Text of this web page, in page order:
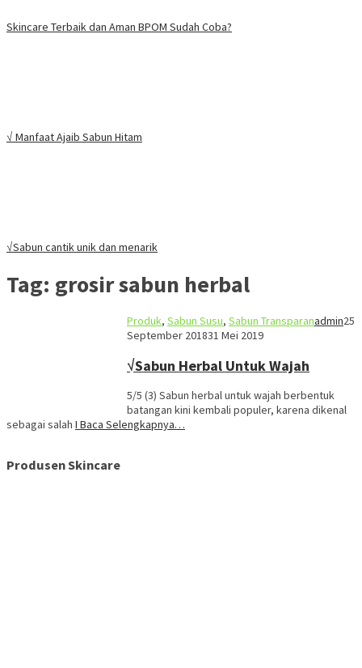
Skincare Terbaik dan Aman BPOM Sudah Coba?
√ Manfaat Ajaib Sabun Hitam
√Sabun cantik unik dan menarik
Tag: grosir sabun herbal
Produk, Sabun Susu, Sabun Transparanadmin25
September 201831 Mei 2019
√Sabun Herbal Untuk Wajah
5/5 (3) Sabun herbal untuk wajah berbentuk
batangan kini kembali populer, karena dikenal
sebagai salah I Baca Selengkapnya…
Produsen Skincare